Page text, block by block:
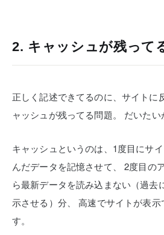
2. キャッシュが残って
正しく記述できてるのに、サイトに
ャッシュが残ってる問題。
だいたい
キャッシュというのは、1度目にサ
んだデータを記憶させて、
2度目の
ら最新データを読み込まない（過去
示させる）分、
高速でサイトが表
す。